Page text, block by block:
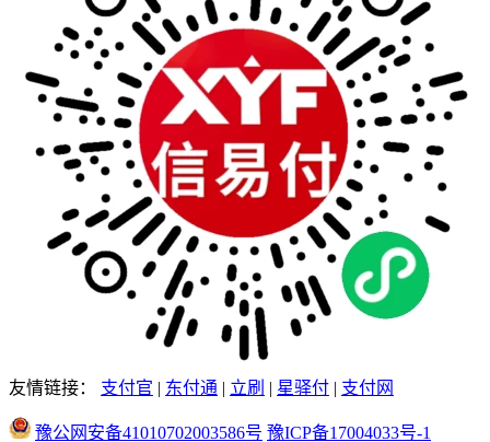
友情链接： 支付官 | 东付通 | 立刷 | 星驿付 | 支付网
豫公网安备41010702003586号 豫ICP备17004033号-1